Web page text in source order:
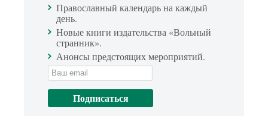
Православный календарь на каждый
день.
Новые книги издательства «Вольный
странник».
Анонсы предстоящих мероприятий.